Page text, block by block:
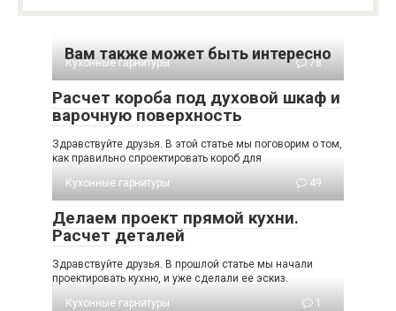
Вам также может быть интересно
Кухонные гарнитуры 78
Расчет короба под духовой шкаф и
варочную поверхность
Здравствуйте друзья. В этой статье мы поговорим о том,
как правильно спроектировать короб для
Кухонные гарнитуры
49
Делаем проект прямой кухни.
Расчет деталей
Здравствуйте друзья. В прошлой статье мы начали
проектировать кухню, и уже сделали ее эскиз.
Кухонные гарнитуры
1